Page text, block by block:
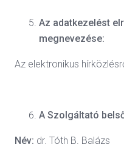
Az adatkezelést
megnevezése:
Az elektronikus
A Szolgáltató
Név: dr. Tóth B. Balázs